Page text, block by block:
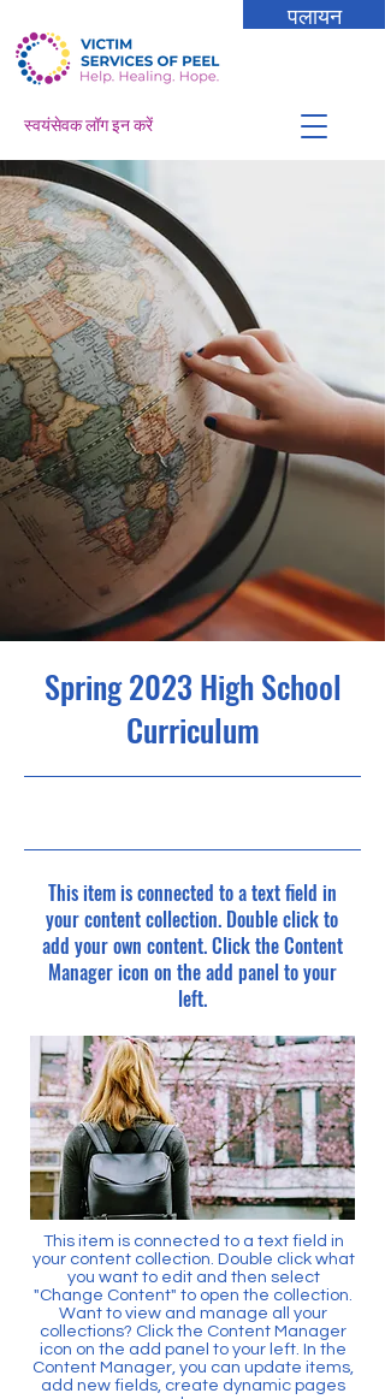
पलायन
स्वयंसेवक लॉग इन करें
Spring 2023 High School
Curriculum
This item is connected to a text field in
your content collection. Double click to
add your own content. Click the Content
Manager icon on the add panel to your
left.
This item is connected to a text field in
your content collection. Double click what
you want to edit and then select
"Change Content" to open the collection.
Want to view and manage all your
collections? Click the Content Manager
icon on the add panel to your left. In the
Content Manager, you can update items,
add new fields, create dynamic pages